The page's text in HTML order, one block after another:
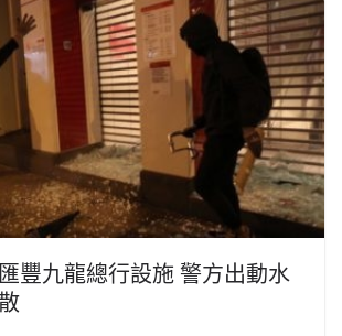
豐九龍總行設施 警方出動水